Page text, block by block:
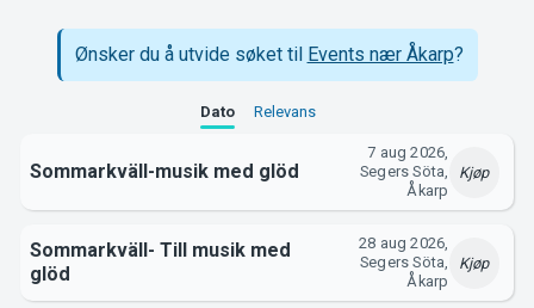
Support
Om Tickster
Ønsker du å utvide søket til Events nær Åkarp?
Dato Relevans
Sommarkväll-musik med glöd
7 aug 2026,
Segers Söta,
Åkarp
Kjøp
Sommarkväll- Till musik med
glöd
28 aug 2026,
Segers Söta,
Åkarp
Kjøp